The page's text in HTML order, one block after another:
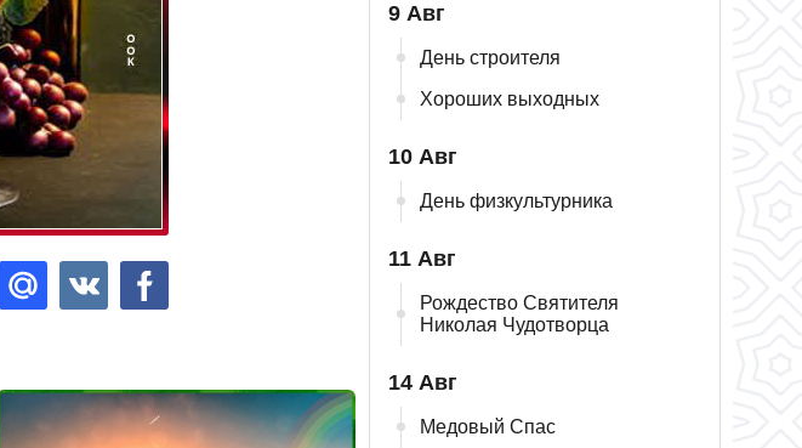
9 Авг
День строителя
Хороших выходных
10 Авг
День физкультурника
11 Авг
Рождество Святителя
Николая Чудотворца
14 Авг
Медовый Спас